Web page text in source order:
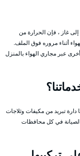
غاز ، فإن الحرارة من
أثناء مروره فوق الملف.
أخرى عبر مجاري الهواء بالمنزل
دارة تبريد من مكيفات وثلاجات
في كل محافظات